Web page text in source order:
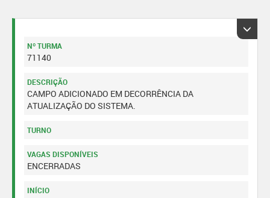
Nº TURMA
71140
DESCRIÇÃO
CAMPO ADICIONADO EM DECORRÊNCIA DA
ATUALIZAÇÃO DO SISTEMA.
TURNO
VAGAS DISPONÍVEIS
ENCERRADAS
INÍCIO